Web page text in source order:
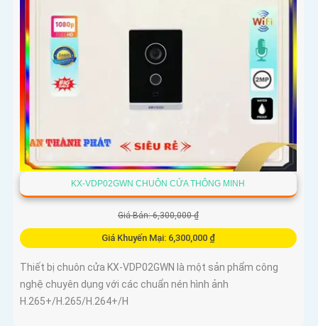
KX-VDP02GWN CHUÔN CỬA THÔNG MINH
Giá Bán: 6,300,000 ₫
Giá Khuyến Mại: 6,300,000 ₫
Thiết bị chuôn cửa KX-VDP02GWN là một sản phẩm công
nghệ chuyên dụng với các chuẩn nén hình ảnh
H.265+/H.265/H.264+/H